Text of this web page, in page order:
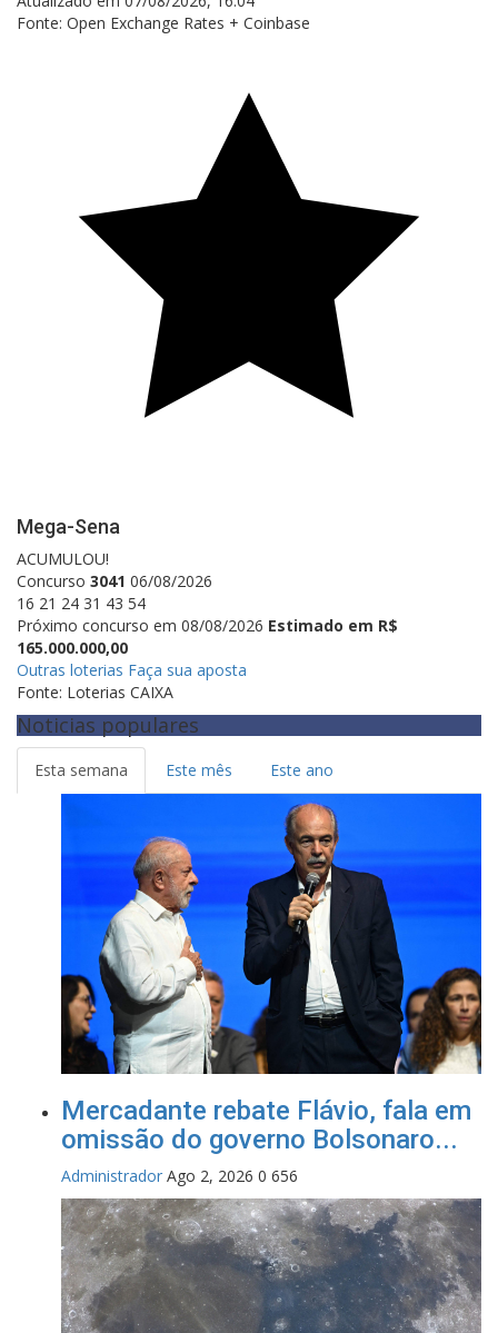
Fonte: Open Exchange Rates + Coinbase
Mega-Sena
ACUMULOU!
Concurso 3041 06/08/2026
16 21 24 31 43 54
Próximo concurso em 08/08/2026 Estimado em R$
165.000.000,00
Outras loterias Faça sua aposta
Fonte: Loterias CAIXA
Noticias populares
Esta semana Este mês Este ano
Mercadante rebate Flávio, fala em
omissão do governo Bolsonaro...
Administrador Ago 2, 2026 0 656